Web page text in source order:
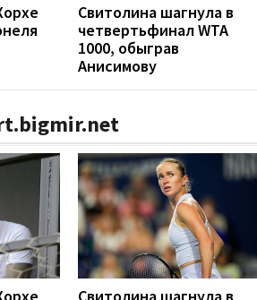
Свитолина шагнула в
четвертьфинал WTA
1000, обыграв
Анисимову
Свитолина шагнула в